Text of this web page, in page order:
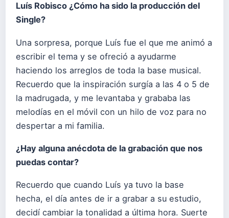
Luís Robisco ¿Cómo ha sido la producción del
Single?
Una sorpresa, porque Luís fue el que me animó a
escribir el tema y se ofreció a ayudarme
haciendo los arreglos de toda la base musical.
Recuerdo que la inspiración surgía a las 4 o 5 de
la madrugada, y me levantaba y grababa las
melodías en el móvil con un hilo de voz para no
despertar a mi familia.
¿Hay alguna anécdota de la grabación que nos
puedas contar?
Recuerdo que cuando Luís ya tuvo la base
hecha, el día antes de ir a grabar a su estudio,
decidí cambiar la tonalidad a última hora. Suerte